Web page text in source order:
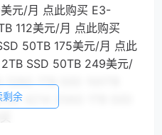
元/月 点此购买 E3-
112美元/月 点此购买
50TB 175美元/月 点此
SSD 50TB 249美元/
1TB SSD 100TB
4214 256G 1TB SSD
剩余